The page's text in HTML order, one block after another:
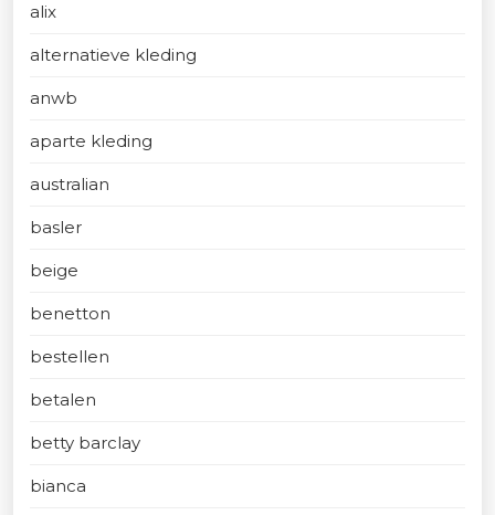
alix
alternatieve kleding
anwb
aparte kleding
australian
basler
beige
benetton
bestellen
betalen
betty barclay
bianca